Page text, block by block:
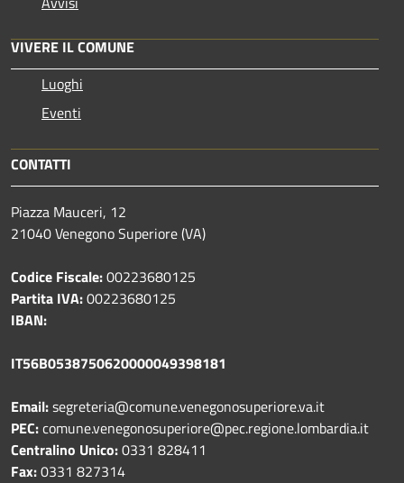
VIVERE IL COMUNE
Luoghi
Eventi
CONTATTI
Piazza Mauceri, 12
21040 Venegono Superiore (VA)
Codice Fiscale:00223680125
Partita IVA:00223680125
IBAN:
IT56B0538750620000049398181
Email:segreteria@comune.venegonosuperiore.va.it
PEC:comune.venegonosuperiore@pec.regione.lombardia.it
Centralino Unico:0331 828411
Fax:0331 827314